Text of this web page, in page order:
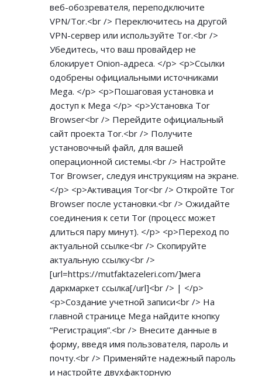
веб-обозревателя, переподключите
VPN/Tor.<br /> Переключитесь на другой
VPN-сервер или используйте Tor.<br />
Убедитесь, что ваш провайдер не
блокирует Onion-адреса. </p> <p>Ссылки
одобрены официальными источниками
Mega. </p> <p>Пошаговая установка и
доступ к Mega </p> <p>Установка Tor
Browser<br /> Перейдите официальный
сайт проекта Tor.<br /> Получите
установочный файл, для вашей
операционной системы.<br /> Настройте
Tor Browser, следуя инструкциям на экране.
</p> <p>Активация Tor<br /> Откройте Tor
Browser после установки.<br /> Ожидайте
соединения к сети Tor (процесс может
длиться пару минут). </p> <p>Переход по
актуальной ссылке<br /> Скопируйте
актуальную ссылку<br />
[url=https://mutfaktazeleri.com/]мега
даркмаркет ссылка[/url]<br /> | </p>
<p>Создание учетной записи<br /> На
главной странице Mega найдите кнопку
“Регистрация”.<br /> Внесите данные в
форму, введя имя пользователя, пароль и
почту.<br /> Применяйте надежный пароль
и настройте двухфакторную